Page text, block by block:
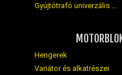
Gyújtótrafó univerzális ...
Hengerek
Variátor és alkatrészei